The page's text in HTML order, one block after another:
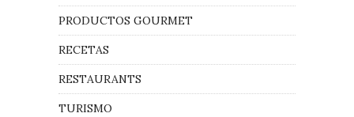
PRODUCTOS GOURMET
RECETAS
RESTAURANTS
TURISMO